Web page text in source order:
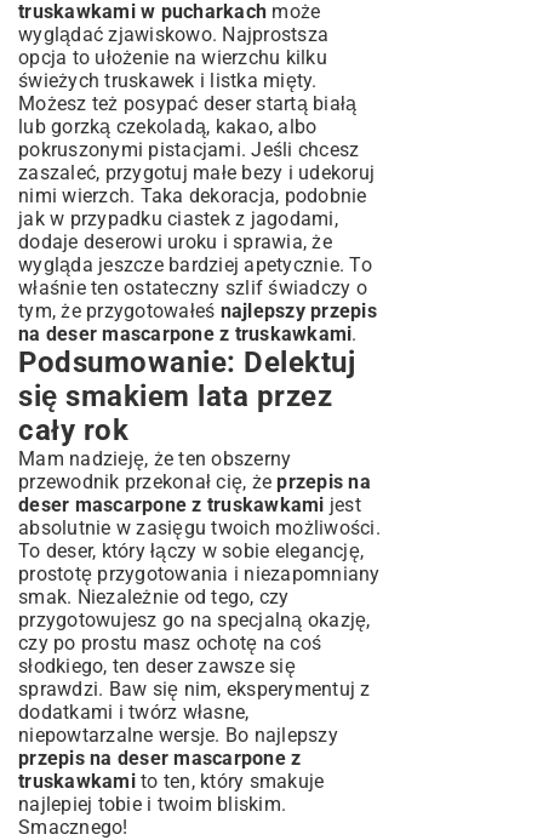
truskawkami w pucharkach może
wyglądać zjawiskowo. Najprostsza
opcja to ułożenie na wierzchu kilku
świeżych truskawek i listka mięty.
Możesz też posypać deser startą białą
lub gorzką czekoladą, kakao, albo
pokruszonymi pistacjami. Jeśli chcesz
zaszaleć, przygotuj małe bezy i udekoruj
nimi wierzch. Taka dekoracja, podobnie
jak w przypadku ciastek z jagodami,
dodaje deserowi uroku i sprawia, że
wygląda jeszcze bardziej apetycznie. To
właśnie ten ostateczny szlif świadczy o
tym, że przygotowałeś najlepszy przepis
na deser mascarpone z truskawkami.
Podsumowanie: Delektuj
się smakiem lata przez
cały rok
Mam nadzieję, że ten obszerny
przewodnik przekonał cię, żeprzepis na
deser mascarpone z truskawkami jest
absolutnie w zasięgu twoich możliwości.
To deser, który łączy w sobie elegancję,
prostotę przygotowania i niezapomniany
smak. Niezależnie od tego, czy
przygotowujesz go na specjalną okazję,
czy po prostu masz ochotę na coś
słodkiego, ten deser zawsze się
sprawdzi. Baw się nim, eksperymentuj z
dodatkami i twórz własne,
niepowtarzalne wersje. Bo najlepszy
przepis na deser mascarpone z
truskawkamito ten, który smakuje
najlepiej tobie i twoim bliskim.
Smacznego!